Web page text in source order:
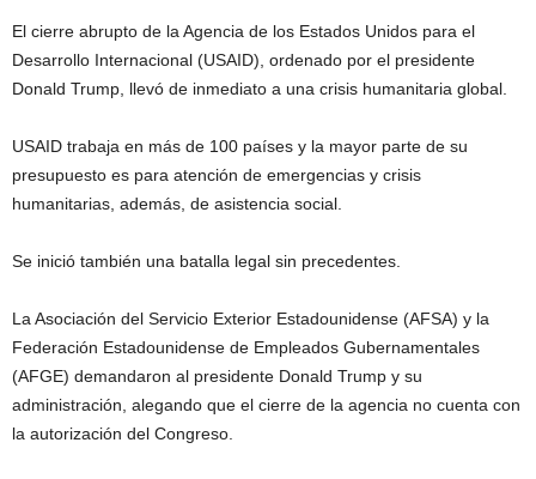
El cierre abrupto de la Agencia de los Estados Unidos para el
Desarrollo Internacional (USAID), ordenado por el presidente
Donald Trump, llevó de inmediato a una crisis humanitaria global.
USAID trabaja en más de 100 países y la mayor parte de su
presupuesto es para atención de emergencias y crisis
humanitarias, además, de asistencia social.
Se inició también una batalla legal sin precedentes.
La Asociación del Servicio Exterior Estadounidense (AFSA) y la
Federación Estadounidense de Empleados Gubernamentales
(AFGE) demandaron al presidente Donald Trump y su
administración, alegando que el cierre de la agencia no cuenta con
la autorización del Congreso.